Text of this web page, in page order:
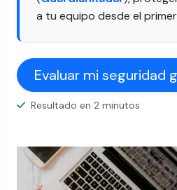
a tu equipo desde el
Evaluar mi seguridad
Resultado en 2 minutos